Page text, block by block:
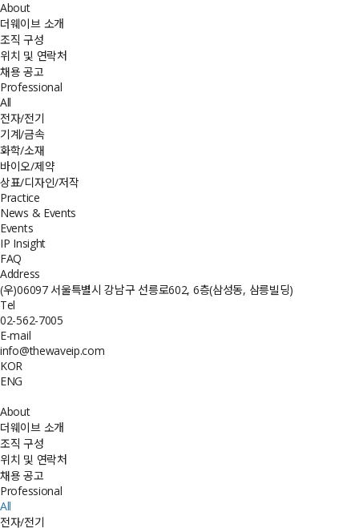
About
더웨이브 소개
조직 구성
위치 및 연락처
채용 공고
Professional
All
전자/전기
기계/금속
화학/소재
바이오/제약
상표/디자인/저작
Practice
News & Events
Events
IP Insight
FAQ
Address
(우)06097 서울특별시 강남구 선릉로602, 6층(삼성동, 삼릉빌딩)
Tel
02-562-7005
E-mail
info@thewaveip.com
KOR
ENG
About
더웨이브 소개
조직 구성
위치 및 연락처
채용 공고
Professional
All
전자/전기